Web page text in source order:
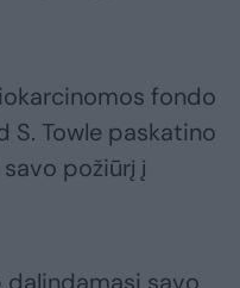
fondo
S. Towle paskatino
požiūrį į